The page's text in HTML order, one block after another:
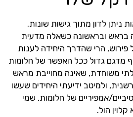
לדון מתוך גישות שונות.
בראש ובראשונה כשאלה מדעית
פירוש, הרי שהדרך היחידה לענות
מדגם גדול ככל האפשר של חלומות
משוחדת, שאינה מחוייבת מראש
ולמיטב ידיעתי היחידים שעשו
אמפיריים של חלומות, שמי
הול.